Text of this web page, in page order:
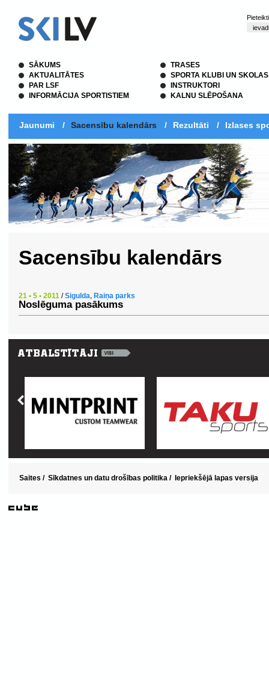
SĀKUMS
AKTUALITĀTES
PAR LSF
INFORMĀCIJA SPORTISTIEM
TRASES
SPORTA KLUBI UN SKOLAS
INSTRUKTORI
KALNU SLĒPOŠANA
Jaunumi / Sacensību kalendārs / Rezultāti / Izlases
Sacensību kalendārs
21 • 5 • 2011 /Sigulda, Raiņa parks
Noslēguma pasākums
Saites / Sīkdatnes un datu drošības politika / Iepriekšējā lapas versija